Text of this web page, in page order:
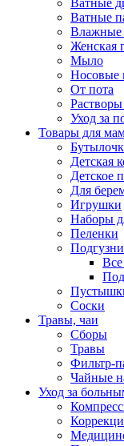
Ватные
Ватные
Влажные
Женская
Мыло
Носовые
От пота
Уход за
Товары для
Детская
Детское
Для
Игрушки
Наборы
Пеленки
Соски
Травы, чаи
Сборы
Травы
Фильтр-
Чайные
Уход за